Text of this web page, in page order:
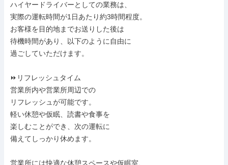
ハイヤードライバーとしての業務は、
実際の運転時間が1日あたり約3時間程度。
お客様を目的地までお送りした後は
待機時間があり、以下のように自由に
過ごしていただけます。
⏩リフレッシュタイム
営業所内や営業所周辺での
リフレッシュが可能です。
軽い休憩や仮眠、読書や食事を
楽しむことができ、次の運転に
備えてしっかり休めます。
営業所には快適な休憩スペースや仮眠室、